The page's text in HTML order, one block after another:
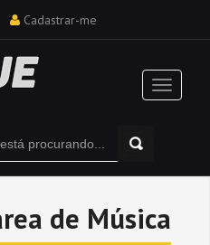
Cadastrar-me
de Música